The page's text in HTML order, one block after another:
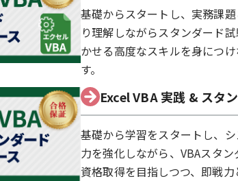
基礎からスタートし、実務課
り理解しながらスタンダード
かせる高度なスキルを身につ
す。
Excel VBA 実践 & スタ
基礎から学習をスタートし、
力を強化しながら、VBAスタン
資格取得を目指しつつ、即戦